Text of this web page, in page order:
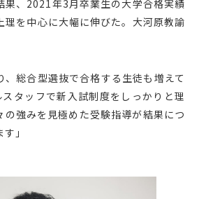
果、2021年3月卒業生の大学合格実績
理を中心に大幅に伸びた。大河原教諭
、総合型選抜で合格する生徒も増えて
タッフで新入試制度をしっかりと理
の強みを見極めた受験指導が結果につ
」